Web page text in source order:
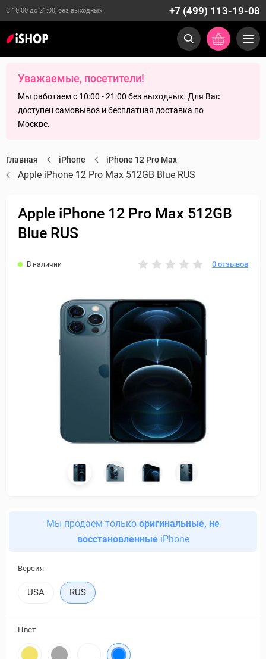
С 10:00 до 21:00, без выходных +7 (499) 113-19-08
Уважаемые, посетители!
Мы работаем с 10:00 - 21:00 без выходных. Для Вас
доступен самовывоз и бесплатная доставка по
Москве.
Главная iPhone iPhone 12 Pro Max
Apple iPhone 12 Pro Max 512GB Blue RUS
Apple iPhone 12 Pro Max 512GB
Blue RUS
В наличии 0 отзывов
Мы продаем только оригинальные, не
восстановленныеiPhone
Версия
USA RUS
Цвет